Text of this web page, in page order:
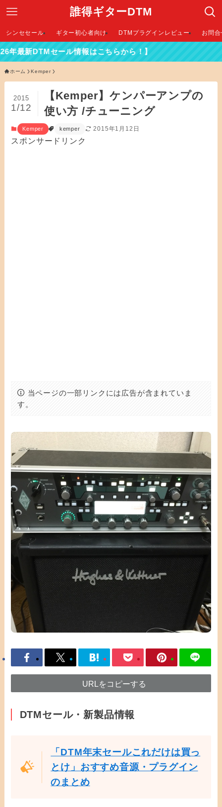
誰得ギターDTM
シンセセール ギター初心者向け DTMプラグインレビュー お問
ール情報はこちらから！】
ホーム Kemper
【Kemper】ケンパーアンプの
使い方 /チューニング
2015
1/12
Kemper kemper 2015年1月12日
スポンサードリンク
当ページの一部リンクには広告が含まれていま
す。
URLをコピーする
DTMセール・新製品情報
「DTM年末セールこれだけは買っ
とけ」おすすめ音源・プラグイン
のまとめ